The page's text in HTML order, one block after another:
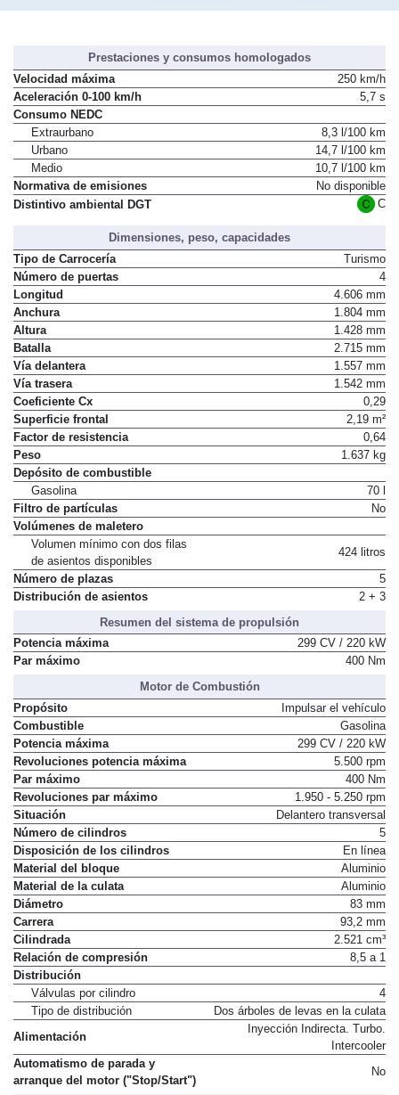
Prestaciones y consumos homologados
Velocidad máxima
250 km/h
Aceleración 0-100 km/h
5,7 s
Consumo NEDC
Extraurbano
8,3 l/100 km
Urbano
14,7 l/100 km
Medio
10,7 l/100 km
Normativa de emisiones
No disponible
Distintivo ambiental DGT
C
Dimensiones, peso, capacidades
Tipo de Carrocería
Turismo
Número de puertas
4
Longitud
4.606 mm
Anchura
1.804 mm
Altura
1.428 mm
Batalla
2.715 mm
Vía delantera
1.557 mm
Vía trasera
1.542 mm
Coeficiente Cx
0,29
Superficie frontal
2,19 m²
Factor de resistencia
0,64
Peso
1.637 kg
Depósito de combustible
Gasolina
70 l
Filtro de partículas
No
Volúmenes de maletero
Volumen mínimo con dos filas
de asientos disponibles
424 litros
Número de plazas
5
Distribución de asientos
2 + 3
Resumen del sistema de propulsión
Potencia máxima
299 CV / 220 kW
Par máximo
400 Nm
Motor de Combustión
Propósito
Impulsar el vehículo
Combustible
Gasolina
Potencia máxima
299 CV / 220 kW
Revoluciones potencia máxima
5.500 rpm
Par máximo
400 Nm
Revoluciones par máximo
1.950 - 5.250 rpm
Situación
Delantero transversal
Número de cilindros
5
Disposición de los cilindros
En línea
Material del bloque
Aluminio
Material de la culata
Aluminio
Diámetro
83 mm
Carrera
93,2 mm
Cilindrada
2.521 cm³
Relación de compresión
8,5 a 1
Distribución
Válvulas por cilindro
4
Tipo de distribución
Dos árboles de levas en la culata
Alimentación
Inyección Indirecta. Turbo.
Intercooler
Automatismo de parada y
arranque del motor ("Stop/Start")
No